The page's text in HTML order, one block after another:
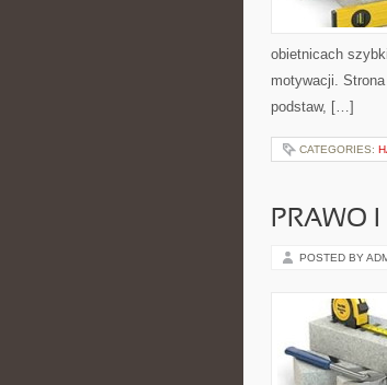
obietnicach
motywacji.
podstaw, […]
CATEGORIES:
PRAWO
POSTED BY